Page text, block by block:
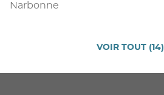
Narbonne
VOIR TOUT (14)
DE
DE